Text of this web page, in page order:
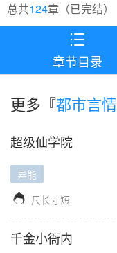
总共124章（已完结）

章节目录
更多『都市言情
超级仙学院
异能
 尺长寸短
千金小衙内